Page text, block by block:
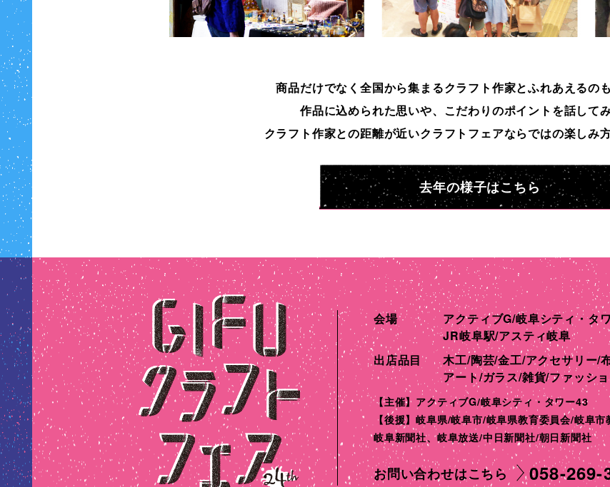
商品だけでなく全国から集まるクラフト作家とふれあえるの
作品に込められた思いや、 こだわりのポイントを話してみ
クラフト作家との距離が近いクラフトフェアならではの楽しみ
去年の様子はこちら
会場
アクティブG/岐阜シティ・タ
JR岐阜駅/アスティ岐阜
出店品目
木工/陶芸/金工/アクセサリー/
アート/ガラス/雑貨/ファッシ
【主催】アクティブG/岐阜シティ・タワー43
【後援】岐阜県/岐阜市/岐阜県教育委員会/岐阜市
岐阜新聞社、岐阜放送/中日新聞社/朝日新聞社
お問い合わせはこちら 058-269-